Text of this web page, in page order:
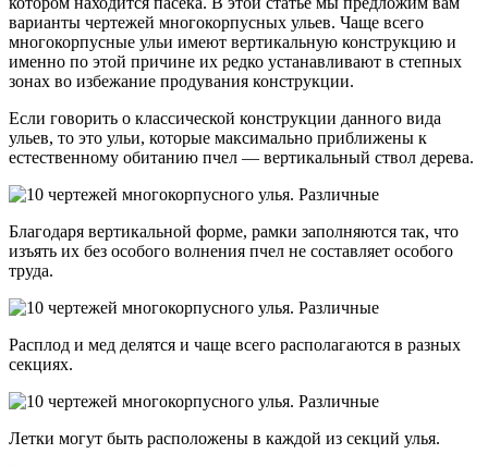
варианты чертежей многокорпусных ульев. Чаще всего
многокорпусные ульи имеют вертикальную конструкцию и
именно по этой причине их редко устанавливают в степных
зонах во избежание продувания конструкции.
Если говорить о классической конструкции данного вида
ульев, то это ульи, которые максимально приближены к
естественному обитанию пчел — вертикальный ствол дерева.
Благодаря вертикальной форме, рамки заполняются так, что
изъять их без особого волнения пчел не составляет особого
труда.
Расплод и мед делятся и чаще всего располагаются в разных
секциях.
Летки могут быть расположены в каждой из секций улья.